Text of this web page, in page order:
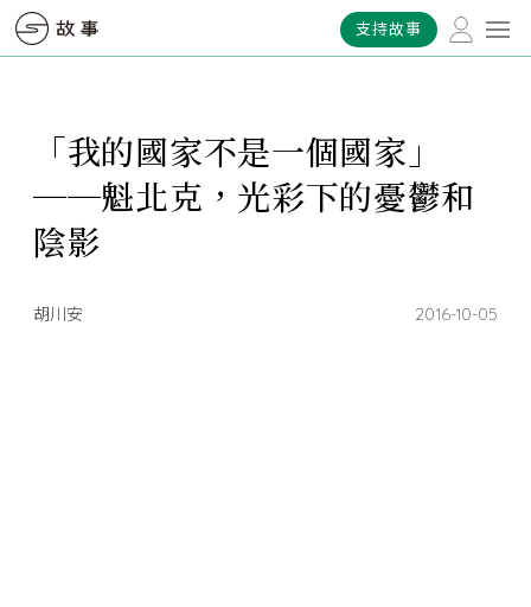
支持故事
「我的國家不是一個國家」
──魁北克，光彩下的憂鬱和
陰影
胡川安 2016-10-05